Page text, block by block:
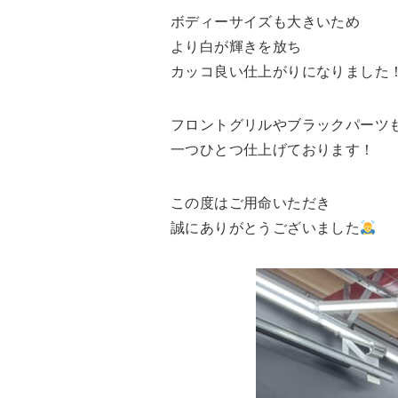
ボディーサイズも大きいため
より白が輝きを放ち
カッコ良い仕上がりになりました
フロントグリルやブラックパーツ
一つひとつ仕上げております！
この度はご用命いただき
誠にありがとうございました